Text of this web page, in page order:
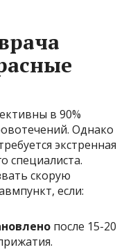
в 90%
Однако
экстренная
специалиста.
скорую
если:
после 15-20